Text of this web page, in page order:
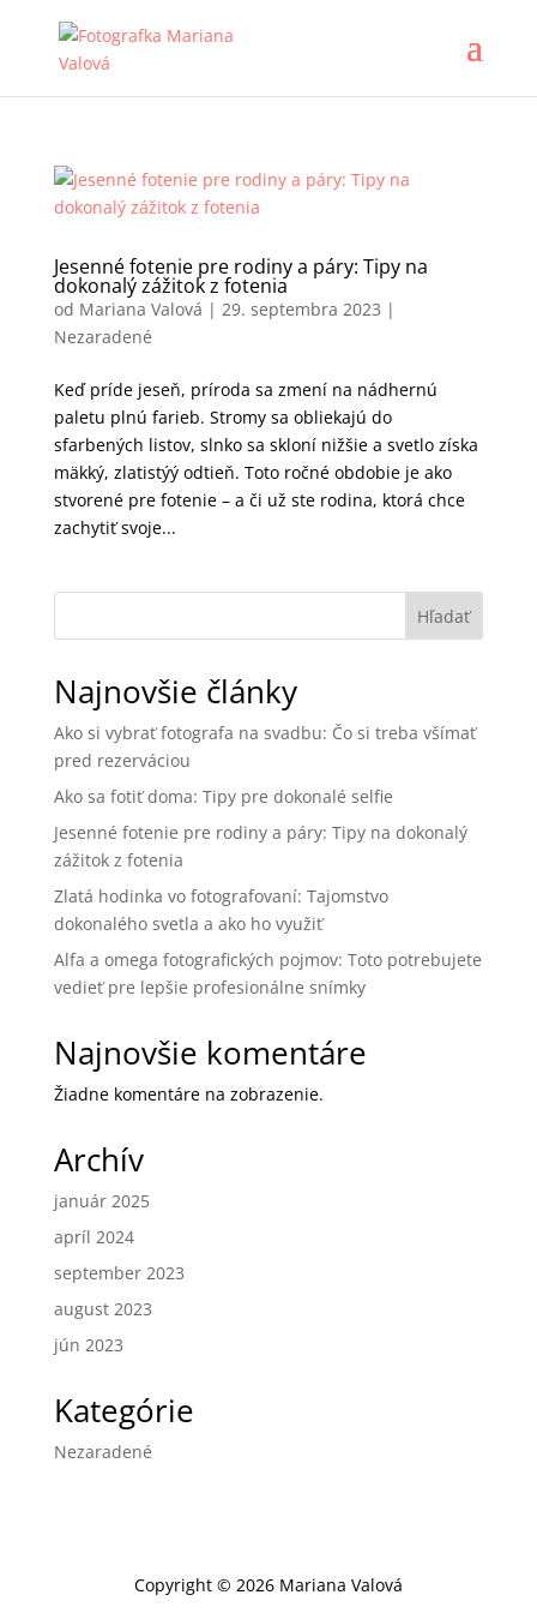
Jesenné fotenie pre rodiny a páry: Tipy na
dokonalý zážitok z fotenia
od Mariana Valová | 29. septembra 2023 |
Nezaradené
Keď príde jeseň, príroda sa zmení na nádhernú
paletu plnú farieb. Stromy sa obliekajú do
sfarbených listov, slnko sa skloní nižšie a svetlo získa
mäkký, zlatistýý odtieň. Toto ročné obdobie je ako
stvorené pre fotenie – a či už ste rodina, ktorá chce
zachytiť svoje...
Hľadať
Najnovšie články
Ako si vybrať fotografa na svadbu: Čo si treba všímať
pred rezerváciou
Ako sa fotiť doma: Tipy pre dokonalé selfie
Jesenné fotenie pre rodiny a páry: Tipy na dokonalý
zážitok z fotenia
Zlatá hodinka vo fotografovaní: Tajomstvo
dokonalého svetla a ako ho využiť
Alfa a omega fotografických pojmov: Toto potrebujete
vedieť pre lepšie profesionálne snímky
Najnovšie komentáre
Žiadne komentáre na zobrazenie.
Archív
január 2025
apríl 2024
september 2023
august 2023
jún 2023
Kategórie
Nezaradené
Copyright © 2026Mariana Valová